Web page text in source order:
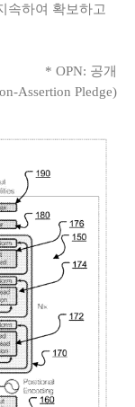
속하여 확보하고
개
Assertion Pledge)